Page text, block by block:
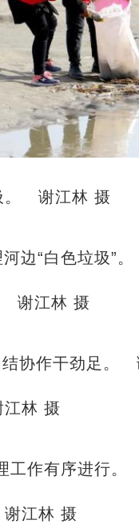
。 谢江林 摄
谢江林 摄
林 摄
江林 摄